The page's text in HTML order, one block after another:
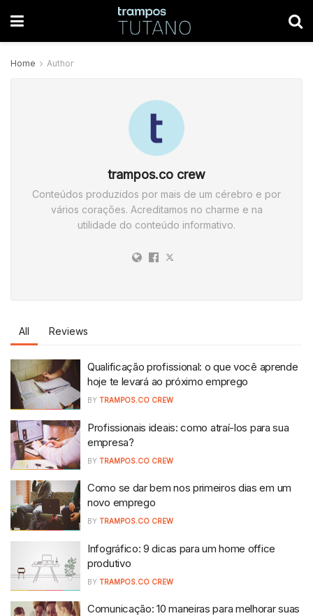
Home Author
trampos.co crew
Conteúdos produzidos por mais de um cérebro e por
vários corações. Acreditamos no charme e na
utilidade do conteúdo informativo.
All Reviews
Qualificação profissional: o que você aprende
hoje te levará ao próximo emprego
BY TRAMPOS.CO CREW
Profissionais ideais: como atraí-los para sua
empresa?
BY TRAMPOS.CO CREW
Como se dar bem nos primeiros dias em um
novo emprego
BY TRAMPOS.CO CREW
Infográfico: 9 dicas para um home office
produtivo
BY TRAMPOS.CO CREW
Comunicação: 10 maneiras para melhorar suas